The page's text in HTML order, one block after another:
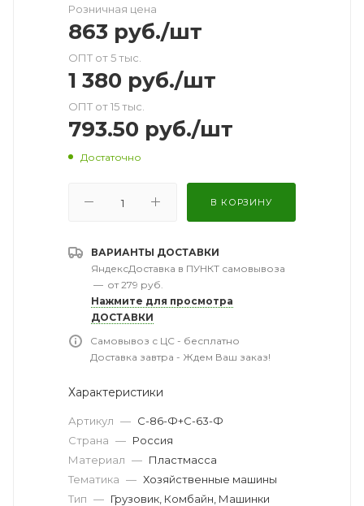
Розничная цена
863 руб./шт
ОПТ от 5 тыс.
1 380 руб./шт
ОПТ от 15 тыс.
793.50 руб./шт
Достаточно
В КОРЗИНУ
ВАРИАНТЫ ДОСТАВКИ
ЯндексДоставка в ПУНКТ самовывоза
— от 279 руб.
Нажмите для просмотра
ДОСТАВКИ
Самовывоз с ЦС - бесплатно
Доставка завтра - Ждем Ваш заказ!
Характеристики
Артикул — С-86-Ф+С-63-Ф
Страна — Россия
Материал — Пластмасса
Тематика — Хозяйственные машины
Тип — Грузовик, Комбайн, Машинки